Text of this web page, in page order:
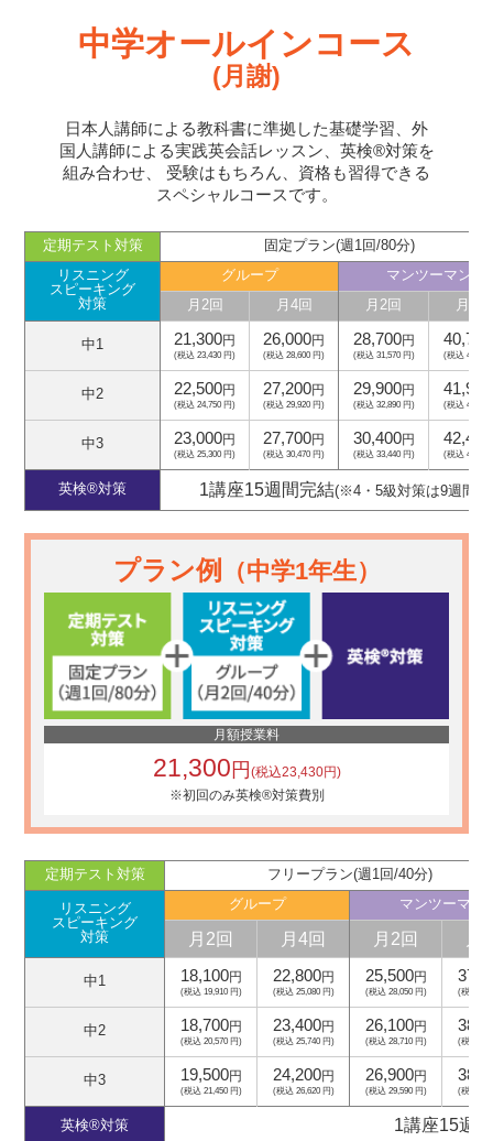
中学オールインコース
(月謝)
日本人講師による教科書に準拠した基礎学習、外
国人講師による実践英会話レッスン、英検®対策を
組み合わせ、
受験はもちろん、資格も習得できる
スペシャルコースです。
定期テスト対策
固定プラン(週1回/80分)
リスニング
スピーキング
対策
グループ
マンツーマン
月2回
月4回 月2回 月4回
中1 21,300円
(税込 23,430 円)
26,000円
(税込 28,600 円)
28,700円
(税込 31,570 円)
40,700
(税込 44,770
中2 22,500円
(税込 24,750 円)
27,200円
(税込 29,920 円)
29,900円
(税込 32,890 円)
41,900
(税込 46,090
中3 23,000円
(税込 25,300 円)
27,700円
(税込 30,470 円)
30,400円
(税込 33,440 円)
42,400
(税込 46,640
英検®対策 1講座15週間完結(※4・5級対策は9週間)
プラン例 （中学1年生）
月額授業料
21,300円(税込23,430円)
※初回のみ英検®対策費別
定期テスト対策 フリープラン(週1回/40分)
リスニング
スピーキング
対策
グループ マンツーマン
月2回 月4回 月2回
中1 18,100円
(税込 19,910 円)
22,800円
(税込 25,080 円)
25,500円
(税込 28,050 円) (税込
中2 18,700円
(税込 20,570 円)
23,400円
(税込 25,740 円)
26,100円
(税込 28,710 円) (税込
中3 19,500円
(税込 21,450 円)
24,200円
(税込 26,620 円)
26,900円
(税込 29,590 円) (税込
英検®対策 1講座15週